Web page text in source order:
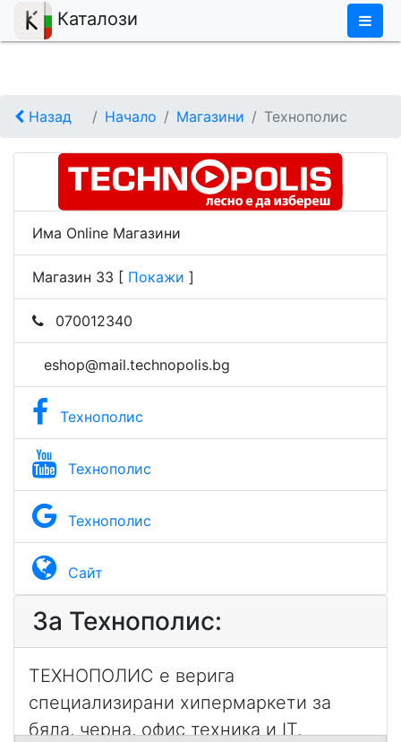
Каталози ×
Назад Начало Магазини Технополис
Има Online Магазини
Магазин 33 [ Покажи ]
070012340
eshop@mail.technopolis.bg
Технополис
Технополис
Технополис
Сайт
За Технополис:
ТЕХНОПОЛИС е верига
специализирани хипермаркети за
бяла, черна, офис техника и IT.